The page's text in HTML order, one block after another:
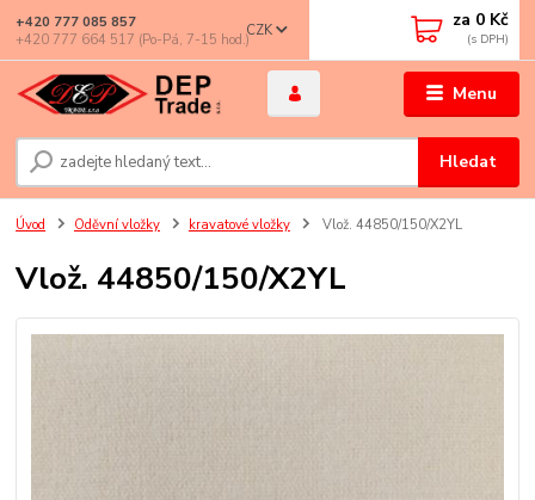
Menu
CZK
Hledat
+420 777 085 857
+420 777 664 517 (Po-Pá, 7-15 hod.)
za 0 Kč
Úvod Oděvní vložky kravatové vložky Vlož. 44850/150/X2YL
Vlož. 44850/150/X2YL